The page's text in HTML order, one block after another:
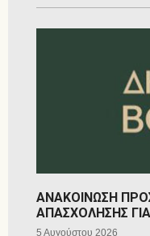
ΑΝΑΚΟΙΝΩΣΗ
ΑΠΑΣΧΟΛΗΣΗΣ
5 Αυγούστου 2026